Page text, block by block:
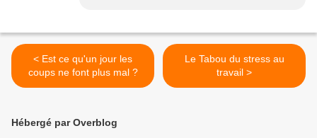
< Est ce qu'un jour les
coups ne font plus mal ?
Le Tabou du stress au
travail >
Hébergé par Overblog